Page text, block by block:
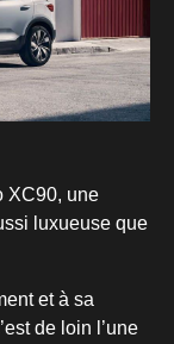
XC90, une
luxueuse que
et à sa
de loin l’une